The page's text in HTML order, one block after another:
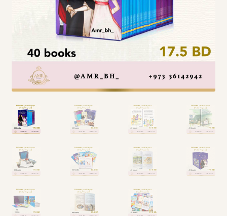
Arabic Language اللغة العربية
National Day العيد الوطني
STATIONARY القرطاسية
Disney ديزني
Birthdays أعياد الميلاد
Giveaways التوزيعات
Hair Accessories اكسسوارات الشعر